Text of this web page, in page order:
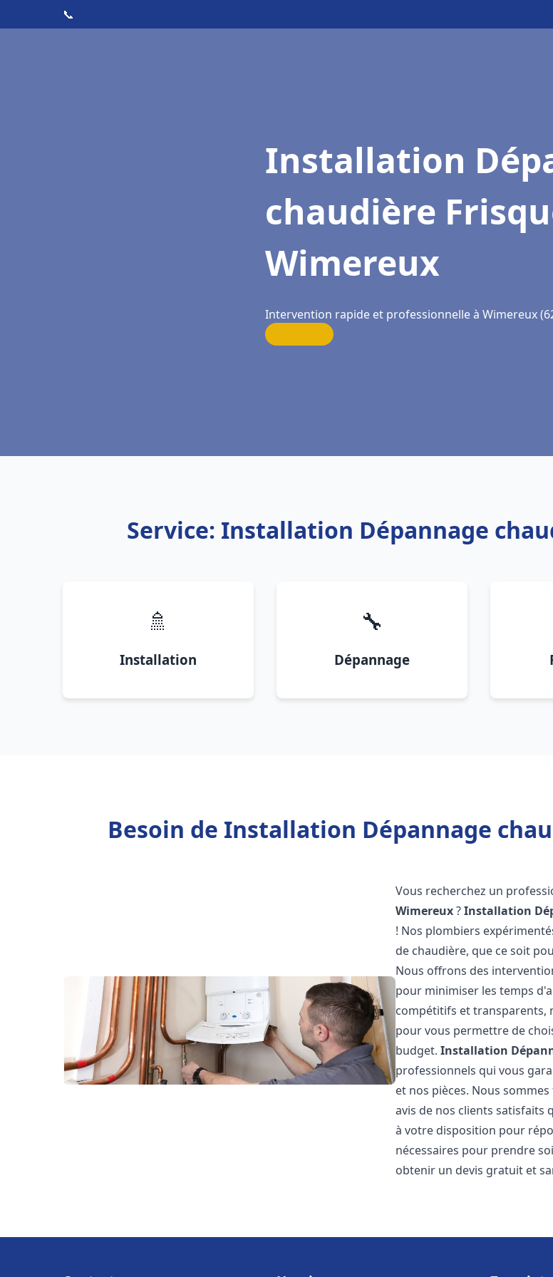
📞
Installation
chaudière
Wimereux
Intervention rapide et professionnelle à Wimereux
Service: Installation Dépannage
🚿
Installation
🔧
Dépannage
Besoin de Installation Dépannage
Vous recherchez un
Wimereux?Installation
! Nos plombiers
de chaudière, que ce soit
Nous offrons des
pour minimiser les temps
compétitifs et transparents,
pour vous permettre de
budget.Installation
professionnels qui vous
et nos pièces. Nous
avis de nos clients satisfaits
à votre disposition pour
nécessaires pour prendre
obtenir un devis gratuit et